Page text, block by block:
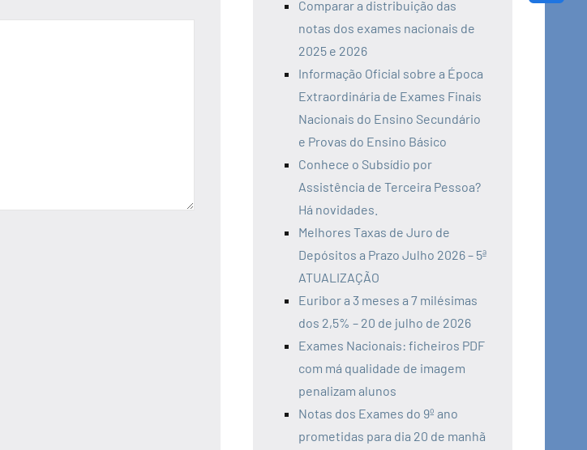
Comparar a distribuição das
notas dos exames nacionais de
2025 e 2026
Informação Oficial sobre a Época
Extraordinária de Exames Finais
Nacionais do Ensino Secundário
e Provas do Ensino Básico
Conhece o Subsídio por
Assistência de Terceira Pessoa?
Há novidades.
Melhores Taxas de Juro de
Depósitos a Prazo Julho 2026 – 5ª
ATUALIZAÇÃO
Euribor a 3 meses a 7 milésimas
dos 2,5% – 20 de julho de 2026
Exames Nacionais: ficheiros PDF
com má qualidade de imagem
penalizam alunos
Notas dos Exames do 9º ano
prometidas para dia 20 de manhã